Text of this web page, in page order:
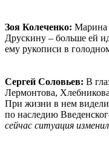
Зоя Колеченко: Марина
Друскину – больше ей
ему рукописи в
Сергей Соловьев: В
Лермонтова,
При жизни в нем видели
по наследию
сейчас ситуация